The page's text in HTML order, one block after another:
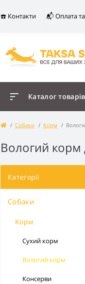
☎️ Контакти 📬 Оплата
Каталог товарів
Собаки Корм
Вологий корм
Категорії
Собаки
Корм
Сухий корм
Вологий корм
Консерви